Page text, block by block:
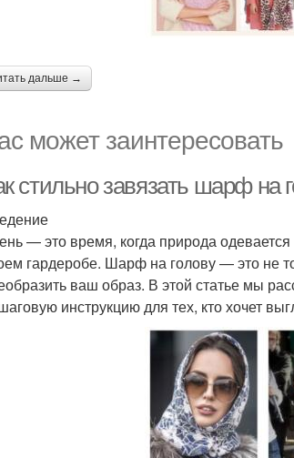
дальше →
может заинтересовать
стильно завязать шарф на
— это время, когда природа
гардеробе. Шарф на голову — это не
ваш образ. В этой статье мы
инструкцию для тех, кто хочет